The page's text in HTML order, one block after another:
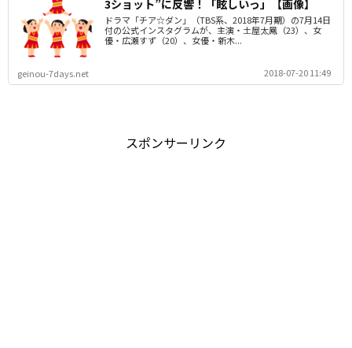
3ショット”に反響！「眩しいっ」【画像】
ドラマ「チア☆ダン」（TBS系、2018年7月期）の7月14日
付の公式インスタグラムが、主演・土屋太鳳（23）、女
優・広瀬すず（20）、女優・新木...
geinou-7days.net 2018-07-20 11:49
スポンサーリンク